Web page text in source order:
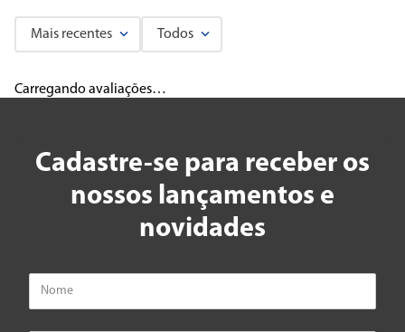
Mais recentes Todos
Carregando avaliações…
Cadastre-se para receber os
nossos lançamentos e
novidades